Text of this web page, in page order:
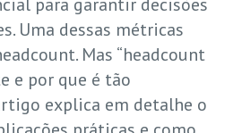
Uma dessas métricas
Mas “headcount
e por que é tão
explica em detalhe o